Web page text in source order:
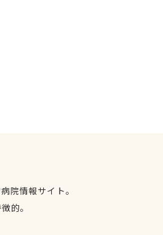
院情報サイト。
的。